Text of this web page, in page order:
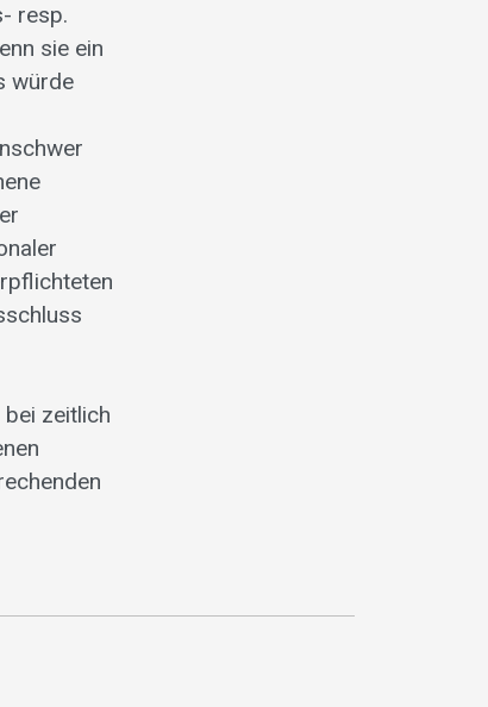
resp.
sie ein
würde
zeitlich